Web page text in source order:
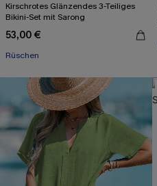
Kirschrotes Glänzendes 3-Teiliges
Bikini-Set mit Sarong
53,00 €
Rüschen